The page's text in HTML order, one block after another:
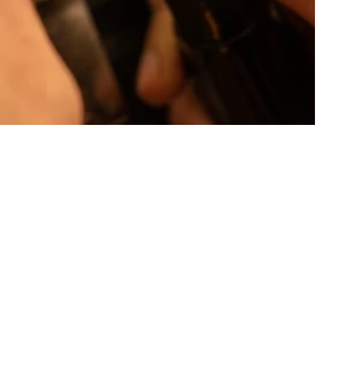
dans ses voyages ainsi que ses
rencontres.
qui a ouvert ses portes en 1984 à
propose aujourd'hui ces bijoux